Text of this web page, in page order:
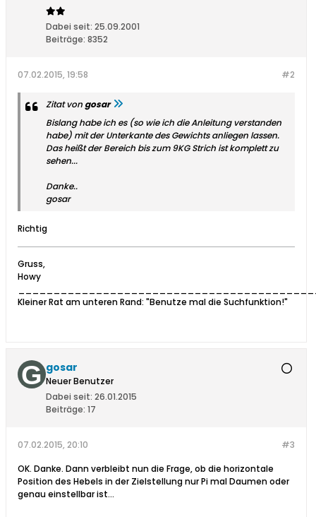
Dabei seit: 25.09.2001
Beiträge: 8352
#2
07.02.2015, 19:58
Zitat von gosar
Bislang habe ich es (so wie ich die Anleitung verstanden
habe) mit der Unterkante des Gewichts anliegen lassen.
Das heißt der Bereich bis zum 9KG Strich ist komplett zu
sehen...
Danke..
gosar
Richtig
Gruss,
Howy
Kleiner Rat am unteren Rand: "Benutze mal die Suchfunktion!"
gosar
Neuer Benutzer
Dabei seit: 26.01.2015
Beiträge: 17
#3
07.02.2015, 20:10
OK. Danke. Dann verbleibt nun die Frage, ob die horizontale
Position des Hebels in der Zielstellung nur Pi mal Daumen oder
genau einstellbar ist...